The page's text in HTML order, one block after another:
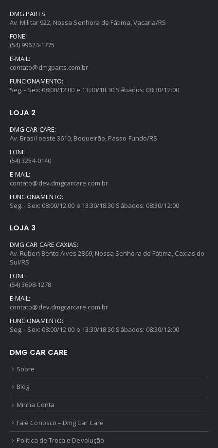
DMG PARTS:
Av. Militar 922, Nossa Senhora de Fátima, Vacaria/RS
FONE:
(54) 99624-1775
E-MAIL:
contato@dmgparts.com.br
FUNCIONAMENTO:
Seg. - Sex: 08:00/12:00 e 13:30/18:30 Sábados: 08:30/12:00
LOJA 2
DMG CAR CARE:
Av. Brasil oeste 3610, Boqueirão, Passo Fundo/RS
FONE:
(54) 3254-0140
E-MAIL:
contato@dev.dmgcarcare.com.br
FUNCIONAMENTO:
Seg. - Sex: 08:00/12:00 e 13:30/18:30 Sábados: 08:30/12:00
LOJA 3
DMG CAR CARE CAXIAS:
Av. Ruben Bento Alves 2869, Nossa Senhora de Fátima, Caxias do
Sul/RS
FONE:
(54) 3698-1278
E-MAIL:
contato@dev.dmgcarcare.com.br
FUNCIONAMENTO:
Seg. - Sex: 08:00/12:00 e 13:30/18:30 Sábados: 08:30/12:00
DMG CAR CARE
Sobre
Blog
Minha Conta
Fale Conosco – Dmg Car Care
Politica de Troca e Devolução